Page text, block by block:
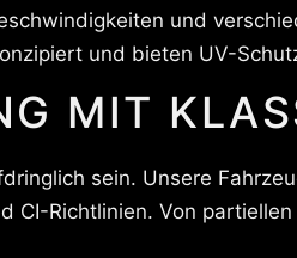
und
und bieten UV-
MIT
sein. Unsere
CI-Richtlinien. Von